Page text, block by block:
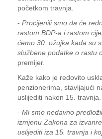
početkom travnja.
- Procijenili smo da će
rastom BDP-a i rastom
ćemo 30. ožujka kada su
službene podatke o rastu
premijer.
Kaže kako je redovito
penzionerima, stavljajući
uslijediti nakon 15. travnja.
- Mi smo nedavno
izmjenu Zakona za
uslijediti iza 15. travnja i